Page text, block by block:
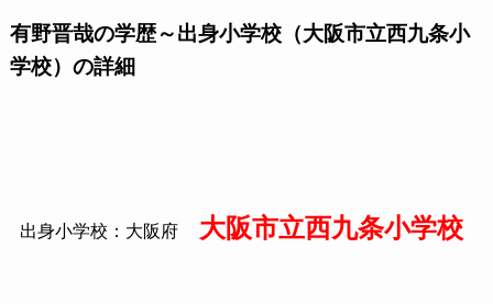
有野晋哉の学歴～出身小学校（大阪市立西九条小
学校）の詳細
出身小学校：大阪府 大阪市立西九条小学校